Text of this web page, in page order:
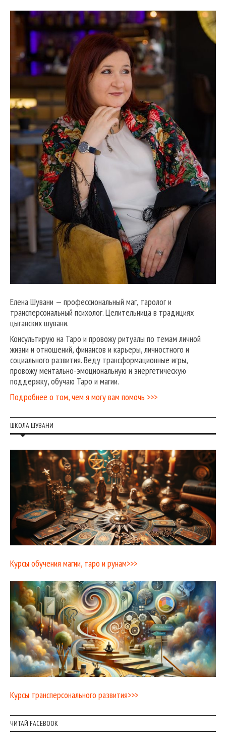
Елена Шувани — профессиональный маг, таролог и
трансперсональный психолог. Целительница в традициях
цыганских шувани.
Консультирую на Таро и провожу ритуалы по темам личной
жизни и отношений, финансов и карьеры, личностного и
социального развития. Веду трансформационные игры,
провожу ментально-эмоциональную и энергетическую
поддержку, обучаю Таро и магии.
Подробнее о том, чем я могу вам помочь >>>
ШКОЛА ШУВАНИ
Курсы обучения магии, таро и рунам>>>
Курсы трансперсонального развития>>>
ЧИТАЙ FACEBOOK